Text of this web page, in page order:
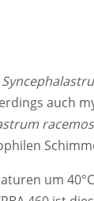
auch
um